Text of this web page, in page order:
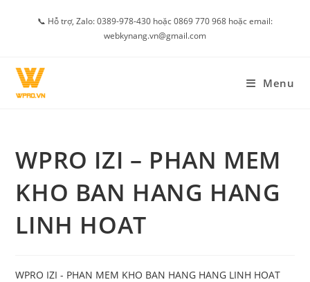
📞 Hỗ trợ, Zalo: 0389-978-430 hoặc 0869 770 968 hoặc email:
webkynang.vn@gmail.com
Menu
WPRO IZI – PHAN MEM
KHO BAN HANG HANG
LINH HOAT
WPRO IZI - PHAN MEM KHO BAN HANG HANG LINH HOAT